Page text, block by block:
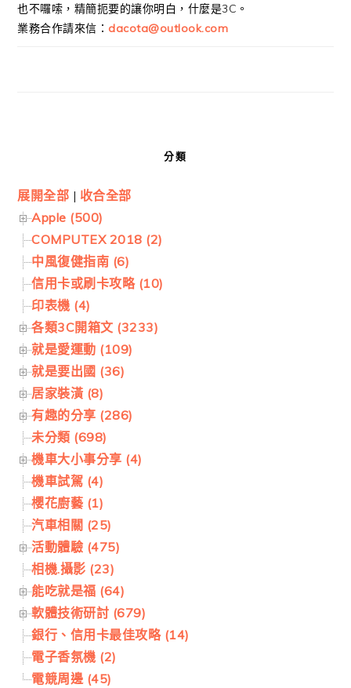
也不囉嗦，精簡扼要的讓你明白，什麼是3C。
業務合作請來信： dacota@outlook.com
分類
展開全部 | 收合全部
Apple (500)
COMPUTEX 2018 (2)
中風復健指南 (6)
信用卡或刷卡攻略 (10)
印表機 (4)
各類3C開箱文 (3233)
就是愛運動 (109)
就是要出國 (36)
居家裝潢 (8)
有趣的分享 (286)
未分類 (698)
機車大小事分享 (4)
機車試駕 (4)
櫻花廚藝 (1)
汽車相關 (25)
活動體驗 (475)
相機.攝影 (23)
能吃就是福 (64)
軟體技術研討 (679)
銀行、信用卡最佳攻略 (14)
電子香氛機 (2)
電競周邊 (45)